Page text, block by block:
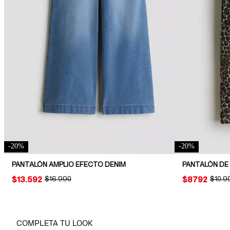
-20%
PANTALÓN AMPLIO EFECTO DENIM
ORIGINAL PRICE:
$16.990
PRICE:
$13.592
-20%
PANTALÓN
PRICE:
$8792
COMPLETA TU LOOK